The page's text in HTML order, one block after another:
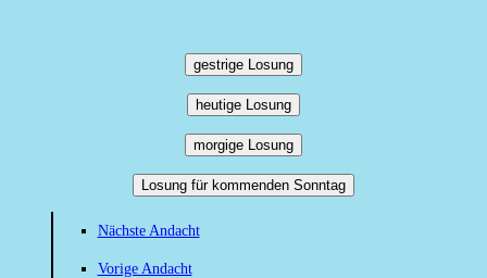
gestrige Losung
heutige Losung
morgige Losung
Losung für kommenden Sonntag
Nächste Andacht
Vorige Andacht